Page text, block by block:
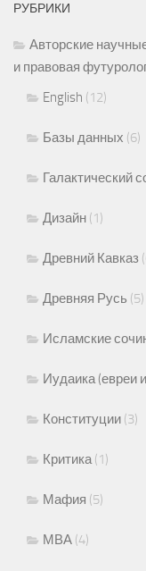
РУБРИКИ
Авторские
и правовая
English (12)
Базы данных (6)
Галактический
Дизайн (1)
Древний Кавказ
Древняя Русь (5)
Исламские
Иудаика (евреи
Конституции (3)
Критика(1)
Мафия (5)
МВА (4)